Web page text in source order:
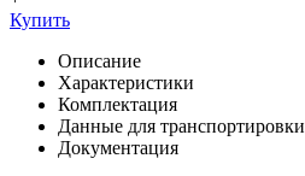
Купить
Описание
Характеристики
Комплектация
Данные для транспортировки
Документация